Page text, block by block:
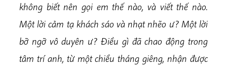
không biết nên gọi em thế nào, và viết thế nào.
Một lời cảm tạ khách sáo và nhạt nhẽo ư? Một lời
bỡ ngỡ vô duyên ư? Điều gì đã chao động trong
tâm trí anh, từ một chiều tháng giêng, nhận được